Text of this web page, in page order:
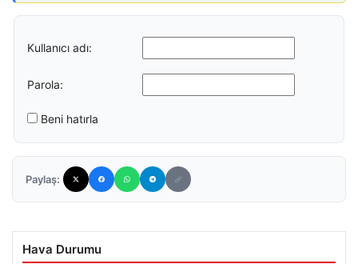
Kullanıcı adı:
Parola:
Beni hatırla
Paylaş:
Hava Durumu